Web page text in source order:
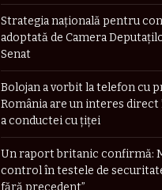
Strategia naţională pentru
adoptată de Camera
Senat
Bolojan a vorbit la telefon cu
România are un interes
a conductei cu țiței
Un raport britanic confirmă:
control în testele de